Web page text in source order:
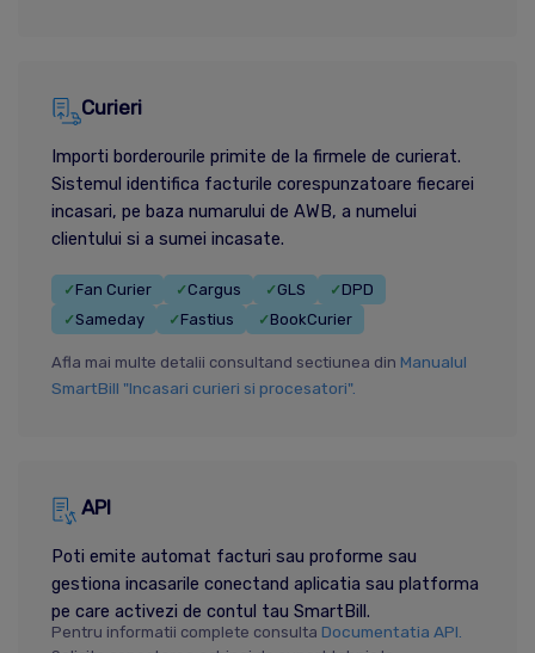
Curieri
Importi borderourile primite de la firmele de curierat.
Sistemul identifica facturile corespunzatoare fiecarei
incasari, pe baza numarului de AWB, a numelui
clientului si a sumei incasate.
✓Fan Curier ✓Cargus ✓GLS ✓DPD
✓Sameday ✓Fastius ✓BookCurier
Afla mai multe detalii consultand sectiunea din Manualul
SmartBill "Incasari curieri si procesatori".
API
Poti emite automat facturi sau proforme sau
gestiona incasarile conectand aplicatia sau platforma
pe care activezi de contul tau SmartBill.
Pentru informatii complete consulta Documentatia API.